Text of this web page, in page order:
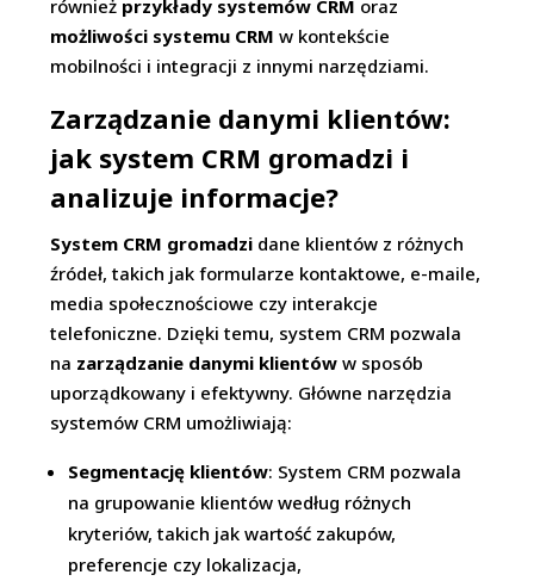
również przykłady systemów CRM oraz
możliwości systemu CRM w kontekście
mobilności i integracji z innymi narzędziami.
Zarządzanie danymi klientów:
jak system CRM gromadzi i
analizuje informacje?
System CRM gromadzi dane klientów z różnych
źródeł, takich jak formularze kontaktowe, e-maile,
media społecznościowe czy interakcje
telefoniczne. Dzięki temu, system CRM pozwala
na zarządzanie danymi klientów w sposób
uporządkowany i efektywny. Główne narzędzia
systemów CRM umożliwiają:
Segmentację klientów: System CRM pozwala
na grupowanie klientów według różnych
kryteriów, takich jak wartość zakupów,
preferencje czy lokalizacja,